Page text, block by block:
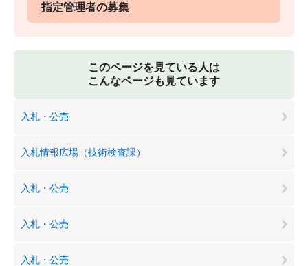
指定管理者の募集
このページを見ている人は
こんなページも見ています
入札・公売
入札情報広場（技術検査課）
入札・公売
入札・公売
入札・公売